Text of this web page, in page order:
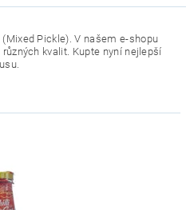
Pickle). V našem e-shopu
kvalit. Kupte nyní nejlepší